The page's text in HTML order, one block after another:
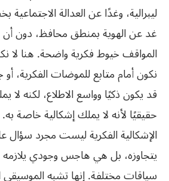
ليبرالية، وغدًا عن العدالة
غد عن الهوية بمنطق محافظ، دون
المواقف خيوط فكرية واضحة. هنا لا
نكون أمام متابع للموضات الفكرية، أو
قد يكون ذكيًا وواسع الاطلاع، لكنه لا
حقيقيًا لأنه لا يملك إشكالية خاصة به.
الإشكالية الفكرية ليست مجرد سؤال
يتجاوزه، بل هي هاجس وجودي
سياقات مختلفة. إنها تشبه الموسيقى